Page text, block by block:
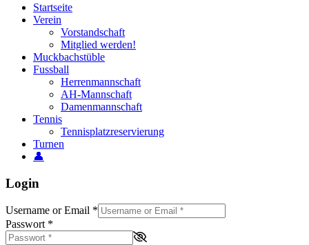
Startseite
Verein
Vorstandschaft
Mitglied werden!
Muckbachstüble
Fussball
Herrenmannschaft
AH-Mannschaft
Damenmannschaft
Tennis
Tennisplatzreservierung
Turnen
👤
Login
Username or Email *
Passwort *